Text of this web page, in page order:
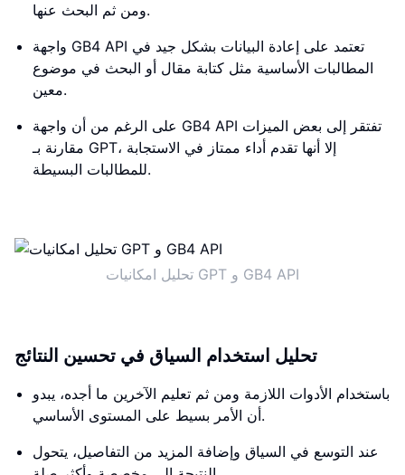
ومن ثم البحث عنها.
واجهة GB4 API تعتمد على إعادة البيانات بشكل جيد في
المطالبات الأساسية مثل كتابة مقال أو البحث في موضوع
معين.
على الرغم من أن واجهة GB4 API تفتقر إلى بعض الميزات
مقارنة بـ GPT، إلا أنها تقدم أداء ممتاز في الاستجابة
للمطالبات البسيطة.
تحليل امكانيات GPT و GB4 API
تحليل استخدام السياق في تحسين النتائج
باستخدام الأدوات اللازمة ومن ثم تعليم الآخرين ما أجده، يبدو
أن الأمر بسيط على المستوى الأساسي.
عند التوسع في السياق وإضافة المزيد من التفاصيل، يتحول